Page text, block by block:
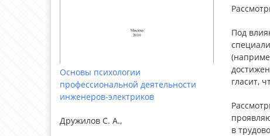
Основы психологии
профессиональной деятельности
инженеров-электриков
Дружилов С. А.,
Под
гласит,
в